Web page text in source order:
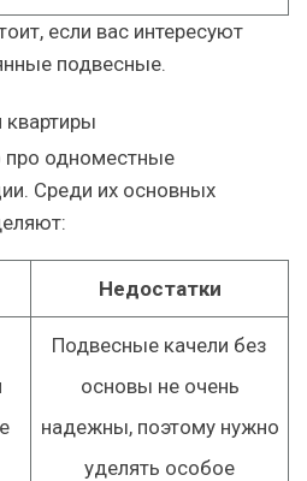
если вас интересуют
подвесные.
про одноместные
Среди их основных
Недостатки
Подвесные качели без
основы не очень
надежны, поэтому нужно
уделять особое